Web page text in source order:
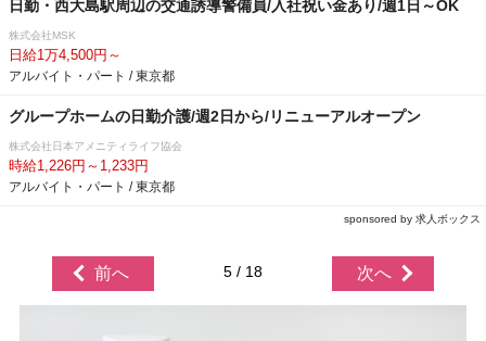
日勤・西大島駅周辺の交通誘導警備員/入社祝い金あり/週1日～OK
株式会社MSK
日給1万4,500円～
アルバイト・パート / 東京都
グループホームの日勤介護/週2日から/リニューアルオープン
株式会社日本アメニティライフ協会
時給1,226円～1,233円
アルバイト・パート / 東京都
sponsored by 求人ボックス
前へ 5 / 18 次へ